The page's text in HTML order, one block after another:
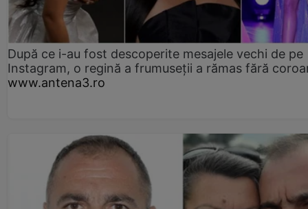
După ce i-au fost descoperite mesajele vechi de pe
Instagram, o regină a frumuseții a rămas fără
www.antena3.ro